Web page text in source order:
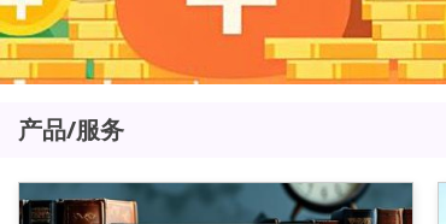
产品/服务